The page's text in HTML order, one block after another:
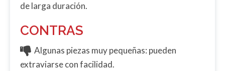
de larga duración.
CONTRAS
Algunas piezas muy pequeñas: pueden
extraviarse con facilidad.